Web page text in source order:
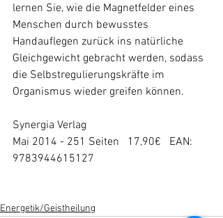
lernen Sie, wie die Magnetfelder eines
Menschen durch bewusstes
Handauflegen zurück ins natürliche
Gleichgewicht gebracht werden, sodass
die Selbstregulierungskräfte im
Organismus wieder greifen können.
Synergia Verlag
Mai 2014 - 251 Seiten   17,90€   EAN:
9783944615127
Energetik/Geistheilung